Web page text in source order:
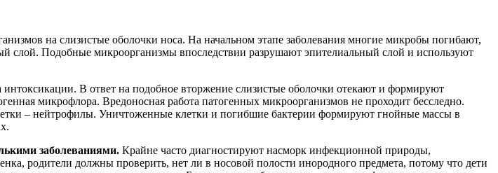
на слизистые оболочки носа. На начальном этапе заболевания многие микробы погибают,
слой. Подобные микроорганизмы впоследствии разрушают эпителиальный слой и используют
В ответ на подобное вторжение слизистые оболочки отекают и формируют
микрофлора. Вредоносная работа патогенных микроорганизмов не проходит бесследно.
– нейтрофилы. Уничтоженные клетки и погибшие бактерии формируют гнойные массы в
заболеваниями. Крайне часто диагностируют насморк инфекционной природы,
родители должны проверить, нет ли в носовой полости инородного предмета, потому что дети